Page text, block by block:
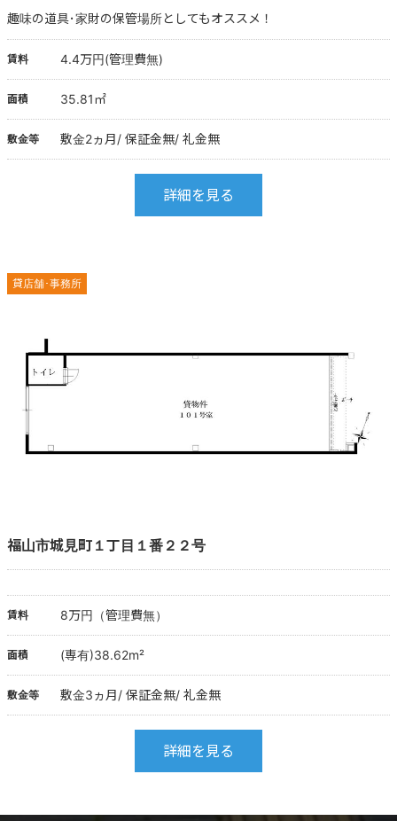
趣味の道具･家財の保管場所としてもオススメ！
賃料 4.4万円(管理費無)
面積 35.81㎡
敷金等 敷金2ヵ月/ 保証金無/ 礼金無
詳細を見る
貸店舗･事務所
福山市城見町１丁目１番２２号
賃料 8万円（管理費無）
面積 (専有)38.62m²
敷金等 敷金3ヵ月/ 保証金無/ 礼金無
詳細を見る